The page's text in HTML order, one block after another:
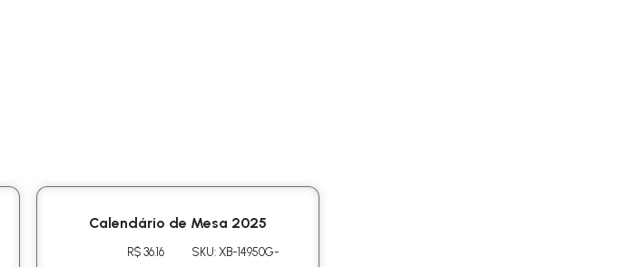
Calendário de Mesa 2025
R$ 36.16 SKU: XB-14950G-